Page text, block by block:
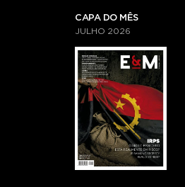
CAPA DO MÊS
JULHO 2026